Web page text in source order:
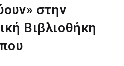
στην
Βιβλιοθήκη